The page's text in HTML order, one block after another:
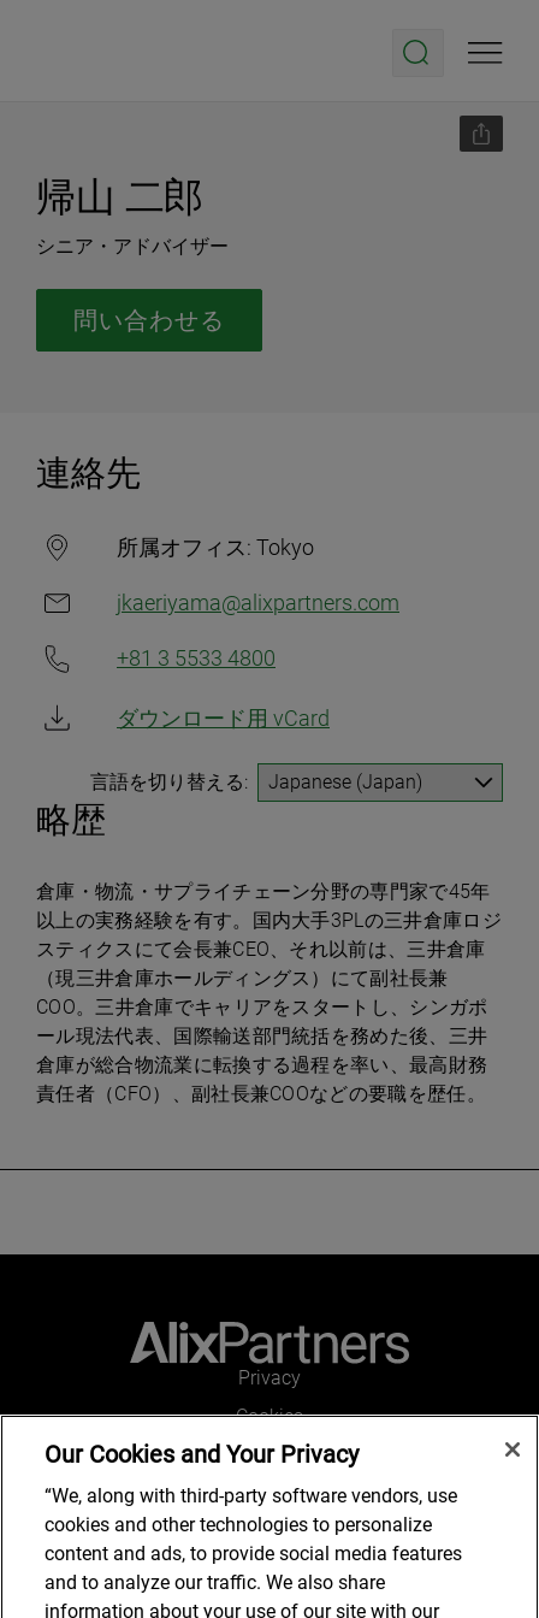
帰山 二郎
シニア・アドバイザー
問い合わせる
連絡先
所属オフィス: Tokyo
jkaeriyama@alixpartners.com
+81 3 5533 4800
ダウンロード用 vCard
言語を切り替える:
略歴
倉庫・物流・サプライチェーン分野の専門家で45年
以上の実務経験を有す。国内大手3PLの三井倉庫ロジ
スティクスにて会長兼CEO、それ以前は、三井倉庫
（現三井倉庫ホールディングス）にて副社長兼
COO。三井倉庫でキャリアをスタートし、シンガポ
ール現法代表、国際輸送部門統括を務めた後、三井
倉庫が総合物流業に転換する過程を率い、最高財務
責任者（CFO）、副社長兼COOなどの要職を歴任。
Privacy
Cookies
Legal and Regulatory
Accessibility
Connect with us
Our Cookies and Your Privacy
“We, along with third-party software vendors, use
cookies and other technologies to personalize
content and ads, to provide social media features
and to analyze our traffic. We also share
information about your use of our site with our